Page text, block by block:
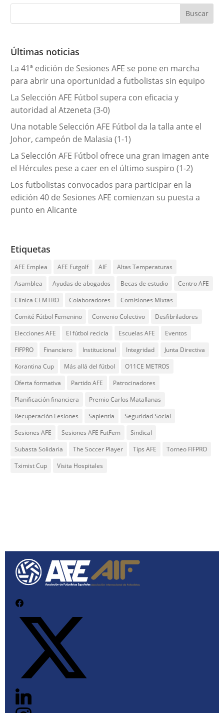
g
r
a
s
Últimas noticias
La 41ª edición de Sesiones AFE se pone en marcha
para abrir una oportunidad a futbolistas sin equipo
La Selección AFE Fútbol supera con eficacia y
autoridad al Atzeneta (3-0)
Una notable Selección AFE Fútbol da la talla ante el
Johor, campeón de Malasia (1-1)
La Selección AFE Fútbol ofrece una gran imagen ante
el Hércules pese a caer en el último suspiro (1-2)
Los futbolistas convocados para participar en la
edición 40 de Sesiones AFE comienzan su puesta a
punto en Alicante
Etiquetas
AFE Emplea AFE Futgolf AIF
Altas Temperaturas
Asamblea
Ayudas de abogados Becas de estudio
Centro AFE
Clínica CEMTRO
Colaboradores
Comisiones Mixtas
Comité Fútbol Femenino
Convenio Colectivo
Desfibriladores
Elecciones AFE
El fútbol recicla Escuelas AFE
Eventos
FIFPRO
Financiero Institucional Integridad
Junta Directiva
Korantina Cup
Más allá del fútbol
O11CE METROS
Oferta formativa
Partido AFE
Patrocinadores
Planificación financiera
Premio Carlos Matallanas
Recuperación Lesiones
Sapientia
Seguridad Social
Sesiones AFE
Sesiones AFE FutFem
Sindical
Subasta Solidaria
The Soccer Player Tips AFE
Torneo FIFPRO
Tximist Cup
Visita Hospitales